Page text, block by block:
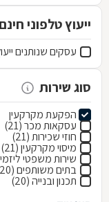
ייעוץ טלפוני
עסקים שנותנים
סוג שירות
הפקעת מקרקעין
עסקאות מכר (21)
חוזי שכירות (21)
מיסוי מקרקעין (21)
שירות משפטי ליזמים
בתים משותפים (20)
תכנון ובנייה (20)